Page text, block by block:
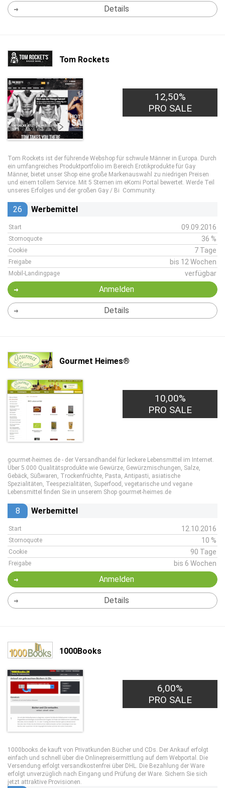
Details
Tom Rockets
12,50%
PRO SALE
Tom Rockets ist der führende Webshop für schwule Männer in Europa. Durch
ein umfangreiches Produktportfolio im Bereich Erotikprodukte für Gay
Männer, bietet unser Shop eine große Markenauswahl zu niedrigen Preisen
und einem tollem Service. Mit 5 Sternen im eKomi Portal bewertet. Werde Teil
unseres Erfolges und der großen Gay / Bi Community.
26 Werbemittel
Start 09.09.2016
Stornoquote 36 %
Cookie 7 Tage
Freigabe bis 12 Wochen
Mobil-Landingpage verfügbar
Anmelden
Details
Gourmet Heimes®
10,00%
PRO SALE
gourmet-heimes.de - der Versandhandel für leckere Lebensmittel im Internet.
Über 5.000 Qualitätsprodukte wie Gewürze, Gewürzmischungen, Salze,
Gebäck, Süßwaren, Trockenfrüchte, Pasta, Antipasti, asiatische
Spezialitäten, Teespezialitäten, Superfood, vegetarische und vegane
Lebensmittel finden Sie in unserem Shop gourmet-heimes.de
8 Werbemittel
Start 12.10.2016
Stornoquote 10 %
Cookie 90 Tage
Freigabe bis 6 Wochen
Anmelden
Details
1000Books
6,00%
PRO SALE
1000books.de kauft von Privatkunden Bücher und CDs. Der Ankauf erfolgt
einfach und schnell über die Onlinepreisermittlung auf dem Webportal. Die
Versendung erfolgt versandkostenfrei über DHL. Die Bezahlung der Ware
erfolgt unverzüglich nach Eingang und Prüfung der Ware. Sichern Sie sich
jetzt attraktive Provisionen.